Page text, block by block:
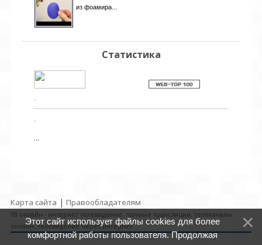
из фоамира...
Статистика
.
.
...
Карта сайта | Правообладателям
ТВ онлайн - интернет телевидение, прямые трансляции, телеканалы
онлайн, телевидение через интернет.
Этот сайт использует файлы cookies для более
комфортной работы пользователя. Продолжая